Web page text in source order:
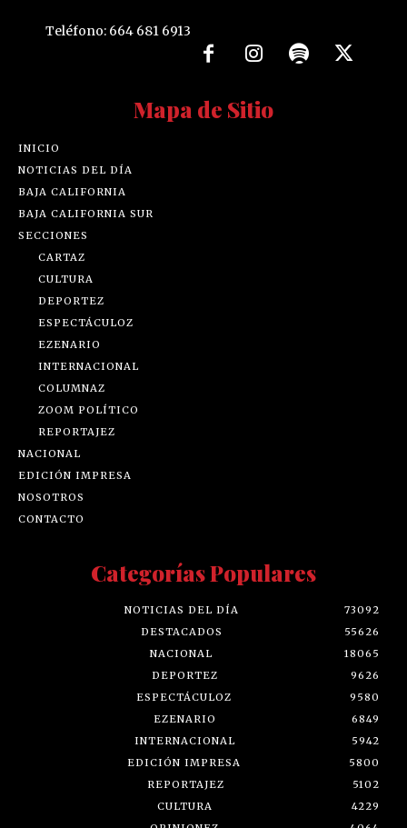
Teléfono: 664 681 6913
Mapa de Sitio
INICIO
NOTICIAS DEL DÍA
BAJA CALIFORNIA
BAJA CALIFORNIA SUR
SECCIONES
CARTAZ
CULTURA
DEPORTEZ
ESPECTÁCULOZ
EZENARIO
INTERNACIONAL
COLUMNAZ
ZOOM POLÍTICO
REPORTAJEZ
NACIONAL
EDICIÓN IMPRESA
NOSOTROS
CONTACTO
Categorías Populares
NOTICIAS DEL DÍA
73092
DESTACADOS
55626
NACIONAL
18065
DEPORTEZ
9626
ESPECTÁCULOZ
9580
EZENARIO
6849
INTERNACIONAL
5942
EDICIÓN IMPRESA
5800
REPORTAJEZ
5102
CULTURA
4229